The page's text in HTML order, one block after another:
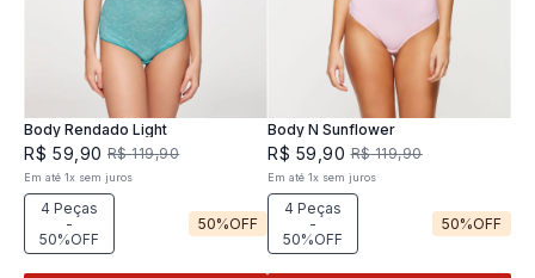
Body Rendado Light
R$ 59 90 R$ 119,90
Em até1x sem juros
4 Peças
-
50%OFF
50%OFF
Body N Sunflower
R$ 59 ,90 R$ 119,90
Em até 1x sem juros
4 Peças
-
50%OFF
50%OFF